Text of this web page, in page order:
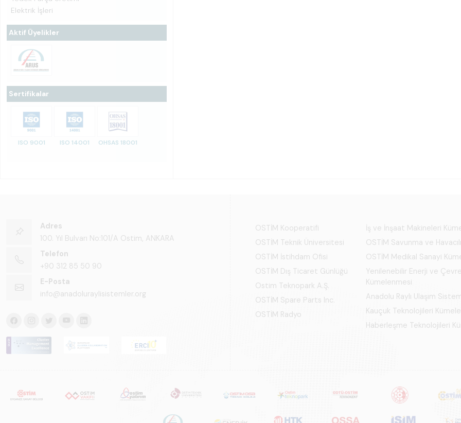
Elektrik İşleri
Aktif Üyelikler
Sertifikalar
ISO 9001 ISO 14001 OHSAS 18001
Adres
100. Yıl Bulvarı No:101/A Ostim, ANKARA
Telefon
+90 312 85 50 90
E-Posta
info@anadoluraylisistemler.org
OSTİM Kooperatifi
OSTİM Teknik Üniversitesi
OSTİM İstihdam Ofisi
OSTİM Dış Ticaret Günlüğü
Ostim Teknopark A.Ş.
OSTİM Spare Parts Inc.
OSTİM Radyo
İş ve İnşaat Makineleri
OSTİM Savunma ve
OSTİM Medikal Sanayi
Yenilenebilir Enerji ve
Kümelenmesi
Anadolu Raylı Ulaşım
Kauçuk Teknolojileri
Haberleşme Teknolojileri